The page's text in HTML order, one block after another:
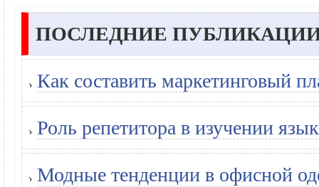
ПОСЛЕДНИЕ
Как составить маркетинговый
Роль репетитора в изучении
Модные тенденции в офисной